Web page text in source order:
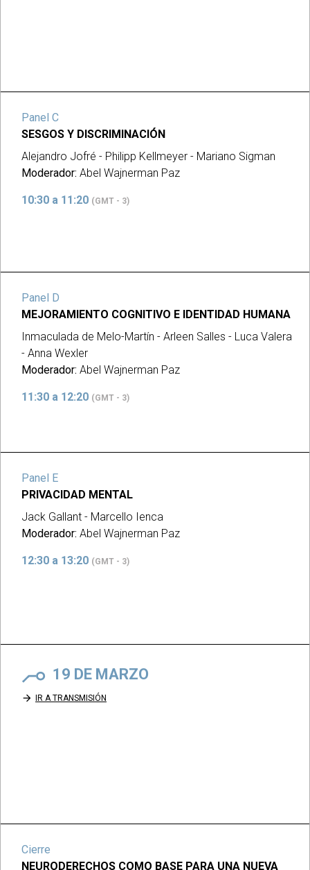
Panel C
SESGOS Y DISCRIMINACIÓN
Alejandro Jofré - Philipp Kellmeyer - Mariano Sigman
Moderador: Abel Wajnerman Paz
10:30 a 11:20 (GMT - 3)
Panel D
MEJORAMIENTO COGNITIVO E IDENTIDAD HUMANA
Inmaculada de Melo-Martín - Arleen Salles - Luca Valera
- Anna Wexler
Moderador: Abel Wajnerman Paz
11:30 a 12:20 (GMT - 3)
Panel E
PRIVACIDAD MENTAL
Jack Gallant - Marcello Ienca
Moderador: Abel Wajnerman Paz
12:30 a 13:20 (GMT - 3)
19 DE MARZO
arrow_forward IR A TRANSMISIÓN
Cierre
NEURODERECHOS COMO BASE PARA UNA NUEVA